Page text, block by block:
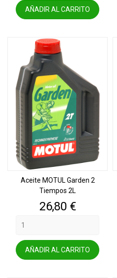
AÑADIR AL CARRITO
Aceite MOTUL Garden 2
Tiempos 2L
Precio
26,80 €
AÑADIR AL CARRITO